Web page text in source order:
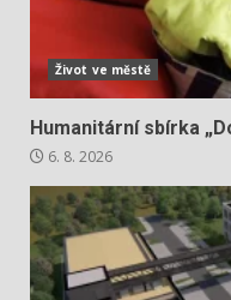
Život ve městě
Humanitární sbírka
6. 8. 2026